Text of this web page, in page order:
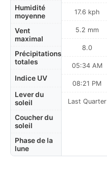
Humidité
moyenne
Vent
maximal
Précipitations
totales
Indice UV
Lever du
soleil
Coucher du
soleil
Phase de la
lune
17.6 kph
5.2 mm
8.0
05:34 AM
08:21 PM
Last Quarter